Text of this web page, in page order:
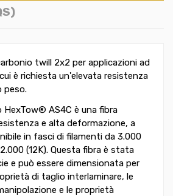
twill 2x2 per applicazioni ad
è richiesta un'elevata resistenza
peso.
HexTow® AS4C è una fibra
e alta deformazione, a
in fasci di filamenti da 3.000
(12K). Questa fibra è stata
e può essere dimensionata per
di taglio interlaminare, le
e le proprietà